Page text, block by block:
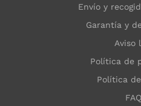
Envío y
Garantía y
Aviso
Política de
Política